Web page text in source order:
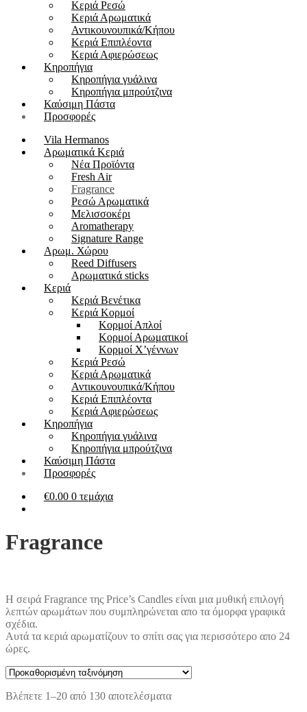
Kεριά Ρεσώ
Κεριά Αρωματικά
Αντικουνουπικά/Κήπου
Kεριά Επιπλέοντα
Κεριά Αφιερώσεως
Κηροπήγια
Κηροπήγια γυάλινα
Κηροπήγια μπρούτζινα
Καύσιμη Πάστα
Προσφορές
Vila Hermanos
Αρωματικά Κεριά
Νέα Προϊόντα
Fresh Air
Fragrance
Ρεσώ Αρωματικά
Μελισσοκέρι
Aromatherapy
Signature Range
Αρωμ. Χώρου
Reed Diffusers
Αρωματικά sticks
Κεριά
Kεριά Βενέτικα
Kεριά Κορμοί
Κορμοί Απλοί
Κορμοί Αρωματικοί
Κορμοί Χ’γέννων
Kεριά Ρεσώ
Κεριά Αρωματικά
Αντικουνουπικά/Κήπου
Kεριά Επιπλέοντα
Κεριά Αφιερώσεως
Κηροπήγια
Κηροπήγια γυάλινα
Κηροπήγια μπρούτζινα
Καύσιμη Πάστα
Προσφορές
€0.00 0 τεμάχια
Fragrance
Η σειρά Fragrance της Price’s Candles είναι μια μυθική επιλογή
λεπτών αρωμάτων που συμπληρώνεται απο τα όμορφα γραφικά
σχέδια.
Αυτά τα κεριά αρωματίζουν το σπίτι σας για περισσότερο απο 24
ώρες.
Βλέπετε 1–20 από 130 αποτελέσματα